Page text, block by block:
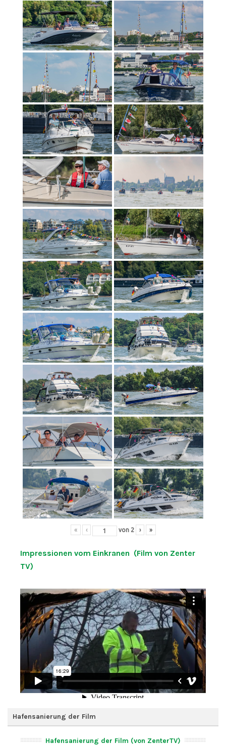
« ‹ von 2 › »
Impressionen vom Einkranen (Film von Zenter
TV)
Hafensanierung der Film
Hafensanierung der Film (von ZenterTV)